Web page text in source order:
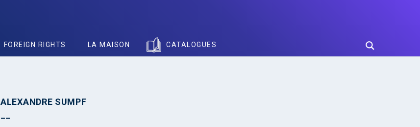
FOREIGN RIGHTS LA MAISON CATALOGUES
ALEXANDRE SUMPF